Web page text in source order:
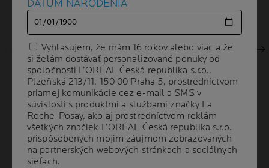
Predchádzajúci panel
Ďalší panel
DÁTUM NARODENIA
Vyhlasujem, že mám 16 rokov alebo viac a že
si želám dostávať personalizované ponuky od
spoločnosti L’ORÉAL Česká republika s.r.o.,
Plzeňská 213/11, 150 00 Praha 5, prostredníctvom
priamej komunikácie cez e-mail a SMS v
súvislosti s produktmi a službami značky La
Roche-Posay, ako aj prostredníctvom reklám
všetkých značiek L’ORÉAL Česká republika s.r.o.
prispôsobených mojim záujmom zobrazovaných
na partnerských webových stránkach a sociálnych
sieťach.
DÁTUM NARODENIA
Vyhlasujem, že mám 16 rokov alebo viac a že
si želám dostávať personalizované ponuky od
spoločnosti L’ORÉAL Česká republika s.r.o.,
Plzeňská 213/11, 150 00 Praha 5, prostredníctvom
priamej komunikácie cez e-mail a SMS v
súvislosti s produktmi a službami značky La
Roche-Posay, ako aj prostredníctvom reklám
všetkých značiek L’ORÉAL Česká republika s.r.o.
prispôsobených mojim záujmom zobrazovaných
na partnerských webových stránkach a sociálnych
sieťach.